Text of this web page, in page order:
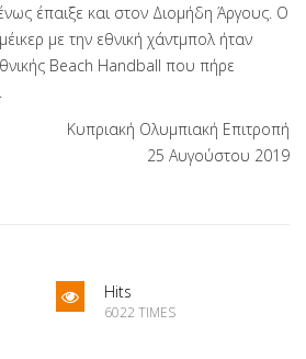
έπαιξε και στον Διομήδη Άργους. Ο
με την εθνική χάντμπολ ήταν
Beach Handball που πήρε
Κυπριακή Ολυμπιακή Επιτροπή
25 Αυγούστου 2019
Hits
6022 TIMES